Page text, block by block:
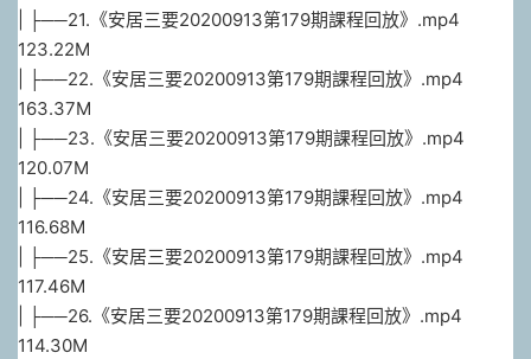
| ├──21.《安居三要20200913第179期課程回放》.mp4
123.22M
| ├──22.《安居三要20200913第179期課程回放》.mp4
163.37M
| ├──23.《安居三要20200913第179期課程回放》.mp4
120.07M
| ├──24.《安居三要20200913第179期課程回放》.mp4
116.68M
| ├──25.《安居三要20200913第179期課程回放》.mp4
117.46M
| ├──26.《安居三要20200913第179期課程回放》.mp4
114.30M